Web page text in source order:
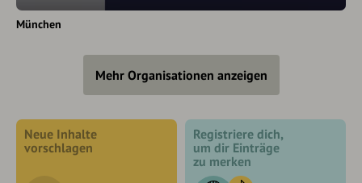
München
Mehr Organisationen anzeigen
Neue Inhalte
vorschlagen
Registriere dich,
um dir Einträge
zu merken